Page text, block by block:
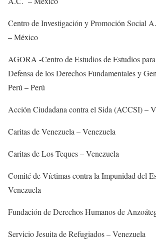
Centro de Investigación y Promoción Social
– México
AGORA -Centro de Estudios de Estudios
Defensa de los Derechos Fundamentales y
Perú – Perú
Acción Ciudadana contra el Sida (ACCSI) –
Caritas de Venezuela – Venezuela
Caritas de Los Teques – Venezuela
Comité de Víctimas contra la Impunidad del
Venezuela
Fundación de Derechos Humanos de
Servicio Jesuita de Refugiados – Venezuela